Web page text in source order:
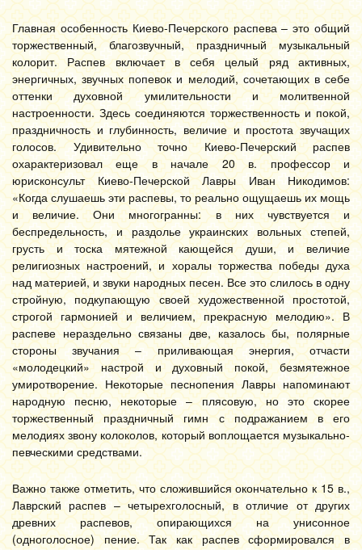
Главная особенность Киево-Печерского распева – это общий
торжественный, благозвучный, праздничный музыкальный
колорит. Распев включает в себя целый ряд активных,
энергичных, звучных попевок и мелодий, сочетающих в себе
оттенки духовной умилительности и молитвенной
настроенности. Здесь соединяются торжественность и покой,
праздничность и глубинность, величие и простота звучащих
голосов. Удивительно точно Киево-Печерский распев
охарактеризовал еще в начале 20 в. профессор и
юрисконсульт Киево-Печерской Лавры Иван Никодимов:
«Когда слушаешь эти распевы, то реально ощущаешь их мощь
и величие. Они многогранны: в них чувствуется и
беспредельность, и раздолье украинских вольных степей,
грусть и тоска мятежной кающейся души, и величие
религиозных настроений, и хоралы торжества победы духа
над материей, и звуки народных песен. Все это слилось в одну
стройную, подкупающую своей художественной простотой,
строгой гармонией и величием, прекрасную мелодию». В
распеве нераздельно связаны две, казалось бы, полярные
стороны звучания – приливающая энергия, отчасти
«молодецкий» настрой и духовный покой, безмятежное
умиротворение. Некоторые песнопения Лавры напоминают
народную песню, некоторые – плясовую, но это скорее
торжественный праздничный гимн с подражанием в его
мелодиях звону колоколов, который воплощается музыкально-
певческими средствами.
Важно также отметить, что сложившийся окончательно к 15 в.,
Лаврский распев – четырехголосный, в отличие от других
древних распевов, опирающихся на унисонное
(одноголосное) пение. Так как распев сформировался в